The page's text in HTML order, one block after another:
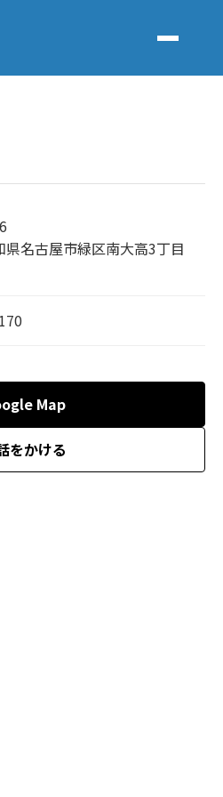
県名古屋市緑区南大高3丁目
Map
をかける